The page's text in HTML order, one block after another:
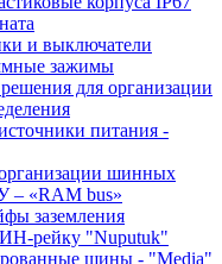
и выключатели
зажимы
для организации
питания -
шинных
– «RAM bus»
заземления
рейку "Nuputuk"
шины - "Media"